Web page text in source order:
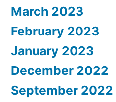
March 2023
February 2023
January 2023
December 2022
September 2022